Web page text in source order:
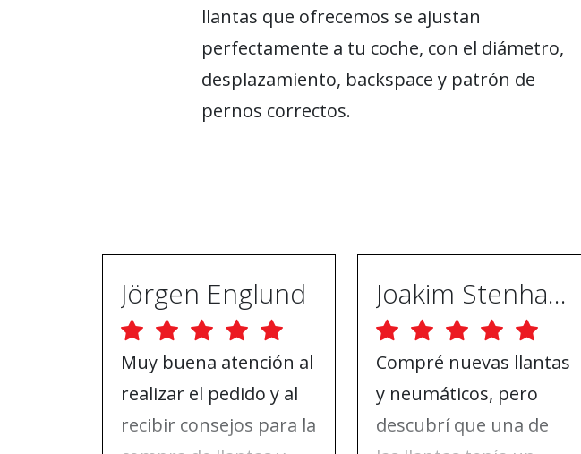
llantas que ofrecemos se ajustan
perfectamente a tu coche, con el diámetro,
desplazamiento, backspace y patrón de
pernos correctos.
Jörgen Englund
Muy buena atención al
realizar el pedido y al
recibir consejos para la
Joakim Stenhammar
Compré nuevas llantas
y neumáticos, pero
descubrí que una de